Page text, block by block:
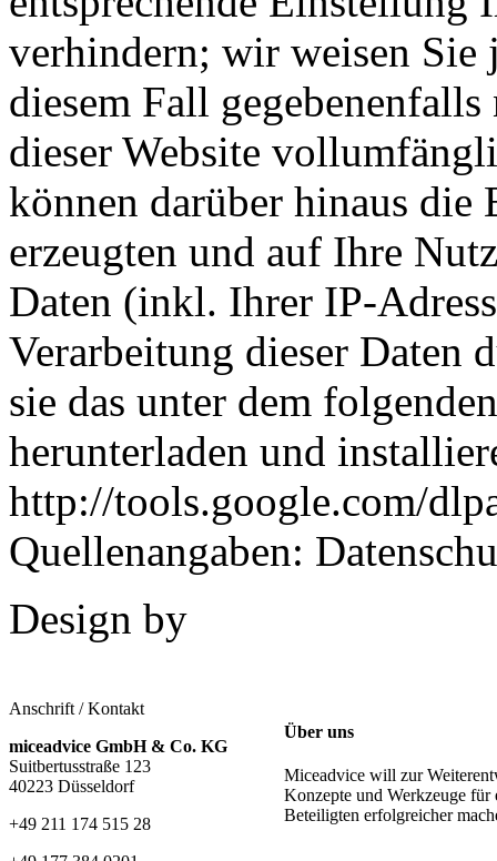
verhindern; wir weisen Sie
diesem Fall
dieser Website
können darüber hinaus die
erzeugten und auf Ihre
Daten (inkl. Ihrer IP-
Verarbeitung dieser Daten
sie das unter dem
herunterladen und
http://tools.google.com/
Quellenangaben:
Design by
Anschrift / Kontakt
miceadvice GmbH & Co. KG
Suitbertusstraße 123
40223 Düsseldorf
+49 211 174 515 28
Über uns
Miceadvice will zur
Konzepte und Werkzeuge
Beteiligten erfolgreicher